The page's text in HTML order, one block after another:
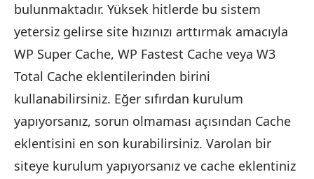
bulunmaktadır. Yüksek hitlerde bu sistem
yetersiz gelirse site hızınızı arttırmak amacıyla
WP Super Cache, WP Fastest Cache veya W3
Total Cache eklentilerinden birini
kullanabilirsiniz. Eğer sıfırdan kurulum
yapıyorsanız, sorun olmaması açısından Cache
eklentisini en son kurabilirsiniz. Varolan bir
siteye kurulum yapıyorsanız ve cache eklentiniz